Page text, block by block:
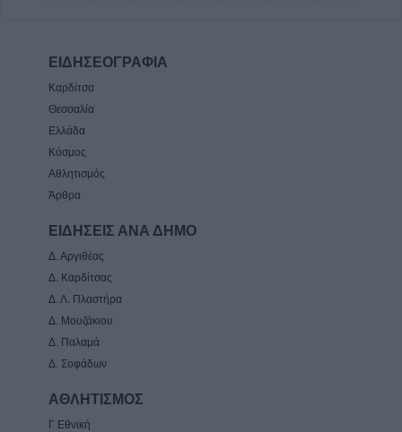
ΕΙΔΗΣΕΟΓΡΑΦΙΑ
Καρδίτσα
Θεσσαλία
Ελλάδα
Κόσμος
Αθλητισμός
Άρθρα
ΕΙΔΗΣΕΙΣ ΑΝΑ ΔΗΜΟ
Δ. Αργιθέας
Δ. Καρδίτσας
Δ. Λ. Πλαστήρα
Δ. Μουζάκιου
Δ. Παλαμά
Δ. Σοφάδων
ΑΘΛΗΤΙΣΜΟΣ
Γ Εθνική